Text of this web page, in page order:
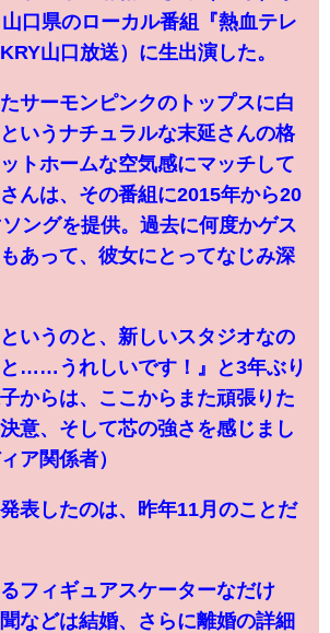
口県のローカル番組『熱血テレ
山口放送）に生出演した。
サーモンピンクのトップスに白
いうナチュラルな末延さんの格
トホームな空気感にマッチして
んは、その番組に2015年から20
ングを提供。過去に何度かゲス
あって、彼女にとってなじみ深
というのと、新しいスタジオなの
……うれしいです！』と3年ぶり
からは、ここからまた頑張りた
意、そして芯の強さを感じまし
ア関係者）
表したのは、昨年11月のことだ
るフィギュアスケーターなだけ
などは結婚、さらに離婚の詳細